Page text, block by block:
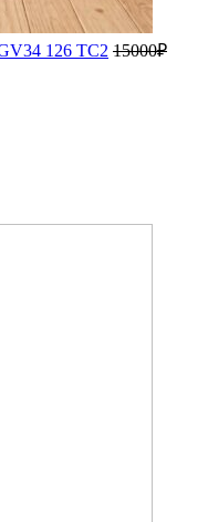
126 TC2 15000₽